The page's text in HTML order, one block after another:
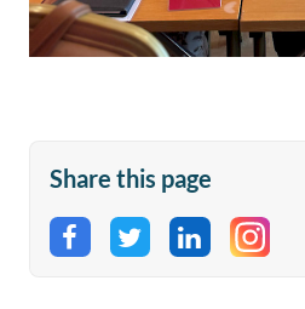
Share this page
Share on Facebook
Share on Twitter
Share on